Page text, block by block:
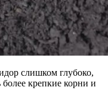
слишком глубоко,
более крепкие корни и